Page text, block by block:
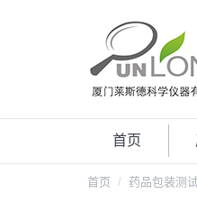
首页
首页 药品包装测